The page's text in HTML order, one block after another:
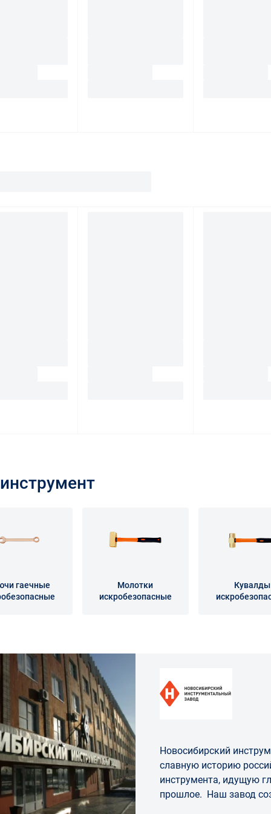
гаечные
Молотки
искробезопасные
Кувалды
Новосибирский
славную историю
инструмента, идущую
прошлое. Наш завод